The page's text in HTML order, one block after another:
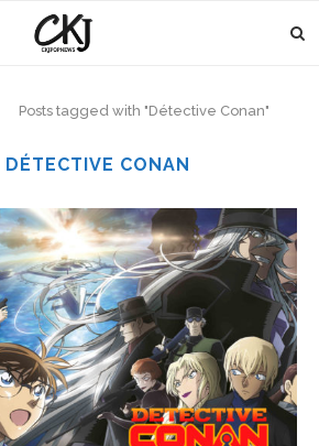
Posts tagged with "Détective Conan"
DÉTECTIVE CONAN